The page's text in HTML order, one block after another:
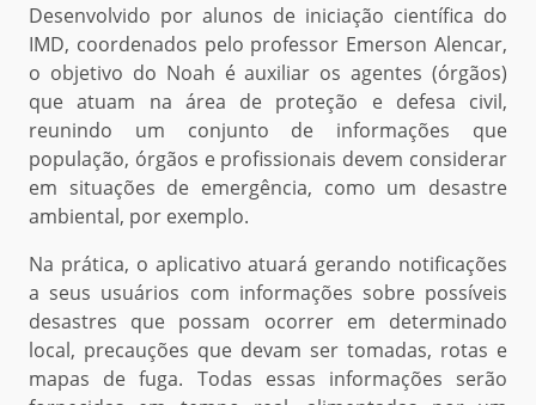
Desenvolvido por alunos de iniciação científica do
IMD, coordenados pelo professor Emerson Alencar,
o objetivo do Noah é auxiliar os agentes (órgãos)
que atuam na área de proteção e defesa civil,
reunindo um conjunto de informações que
população, órgãos e profissionais devem considerar
em situações de emergência, como um desastre
ambiental, por exemplo.
Na prática, o aplicativo atuará gerando notificações
a seus usuários com informações sobre possíveis
desastres que possam ocorrer em determinado
local, precauções que devam ser tomadas, rotas e
mapas de fuga. Todas essas informações serão